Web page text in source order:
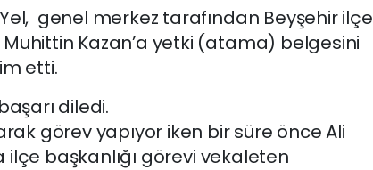
Yel, genel merkez tarafından Beyşehir ilçe
Kazan’a yetki (atama) belgesini
etti.
diledi.
görev yapıyor iken bir süre önce Ali
ilçe başkanlığı görevi vekaleten